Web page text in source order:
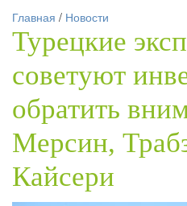
Главная / Новости
Турецкие
советуют
обратить
Мерсин,
Кайсери